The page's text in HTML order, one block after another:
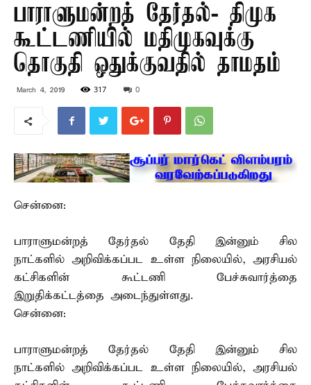
பாராளுமன்றத் தேர்தல்- திமுக
கூட்டணியில் மதிமுகவுக்கு
தொகுதி ஒதுக்குவதில் தாமதம்
March 4, 2019 317 0
சென்னை:
பாராளுமன்றத் தேர்தல் தேதி இன்னும் சில
நாட்களில் அறிவிக்கப்பட உள்ள நிலையில், அரசியல்
கட்சிகளின் கூட்டணி பேச்சுவார்த்தை
இறுதிக்கட்டத்தை அடைந்துள்ளது.
சென்னை:
பாராளுமன்றத் தேர்தல் தேதி இன்னும் சில
நாட்களில் அறிவிக்கப்பட உள்ள நிலையில், அரசியல்